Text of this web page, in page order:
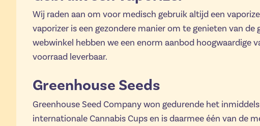
Wij raden aan om voor medisch gebruik altijd een
vaporizer is een gezondere manier om te genieten van de
webwinkel hebben we een enorm aanbod hoogwaardige
voorraad leverbaar.
Greenhouse Seeds
Greenhouse Seed Company won gedurende het
internationale Cannabis Cups en is daarmee één van de